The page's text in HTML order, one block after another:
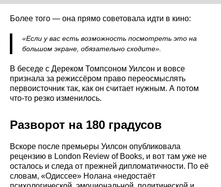
Более того — она прямо советовала идти в кино:
«Если у вас есть возможность посмотреть это на
большом экране, обязательно сходите».
В беседе с Дереком Томпсоном Уилсон и вовсе
признала за режиссёром право переосмыслять
первоисточник так, как он считает нужным. А потом
что-то резко изменилось.
Разворот на 180 градусов
Вскоре после премьеры Уилсон опубликовала
рецензию в London Review of Books, и вот там уже не
осталось и следа от прежней дипломатичности. По её
словам, «Одиссее» Нолана «недостаёт